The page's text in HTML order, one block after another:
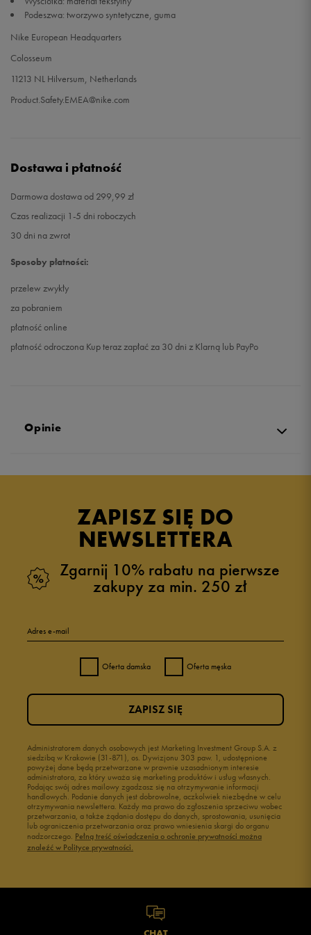
Podeszwa: tworzywo syntetyczne, guma
Nike European Headquarters
Colosseum
11213 NL Hilversum, Netherlands
Product.Safety.EMEA@nike.com
Dostawa i płatność
Darmowa dostawa od 299,99 zł
Czas realizacji 1-5 dni roboczych
30 dni na zwrot
Sposoby płatności:
przelew zwykły
za pobraniem
płatność online
płatność odroczona Kup teraz zapłać za 30 dni z Klarną lub PayPo
Opinie
ZAPISZ SIĘ DO
NEWSLETTERA
Zgarnij 10% rabatu na pierwsze
zakupy za min. 250 zł
Adres e-mail
Oferta damska Oferta męska
Administratorem danych osobowych jest Marketing Investment Group S.A. z
siedzibą w Krakowie (31-871), os. Dywizjonu 303 paw. 1, udostępnione
powyżej dane będą przetwarzane w prawnie uzasadnionym interesie
administratora, za który uważa się marketing produktów i usług własnych.
Podając swój adres mailowy zgadzasz się na otrzymywanie informacji
handlowych. Podanie danych jest dobrowolne, aczkolwiek niezbędne w celu
otrzymywania newslettera. Każdy ma prawo do zgłoszenia sprzeciwu wobec
przetwarzania, a także żądania dostępu do danych, sprostowania, usunięcia
lub ograniczenia przetwarzania oraz prawo wniesienia skargi do organu
nadzorczego. Pełną treść oświadczenia o ochronie prywatności można
znaleźć w Polityce prywatności.
ZAPISZ SIĘ